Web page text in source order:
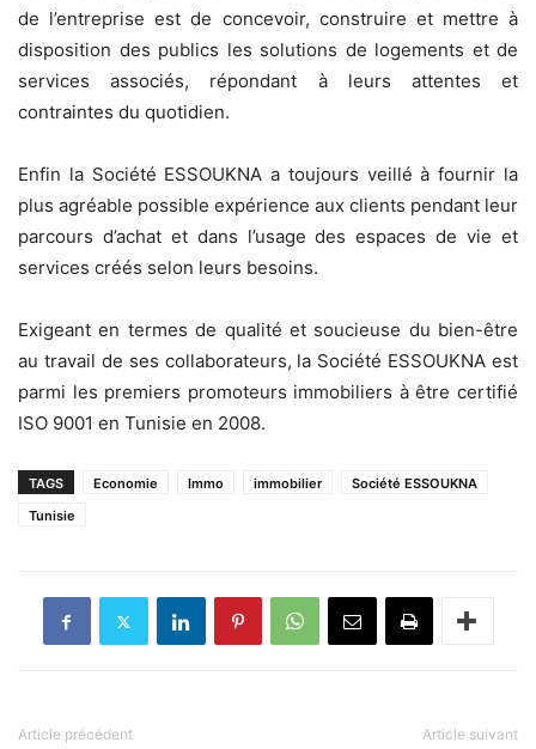
de l’entreprise est de concevoir, construire et mettre à
disposition des publics les solutions de logements et de
services associés, répondant à leurs attentes et
contraintes du quotidien.
Enfin la Société ESSOUKNA a toujours veillé à fournir la
plus agréable possible expérience aux clients pendant leur
parcours d’achat et dans l’usage des espaces de vie et
services créés selon leurs besoins.
Exigeant en termes de qualité et soucieuse du bien-être
au travail de ses collaborateurs, la Société ESSOUKNA est
parmi les premiers promoteurs immobiliers à être certifié
ISO 9001 en Tunisie en 2008.
TAGS Economie Immo immobilier
Société ESSOUKNA
Tunisie
Article précédent Article suivant